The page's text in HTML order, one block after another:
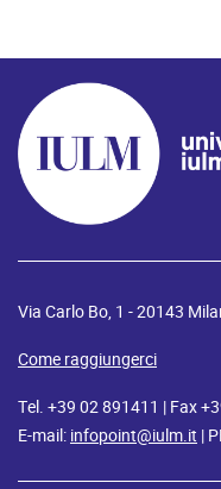
Via Carlo Bo, 1 - 20143
Come raggiungerci
Tel. +39 02 891411 | Fax
E-mail: infopoint@iulm.it |